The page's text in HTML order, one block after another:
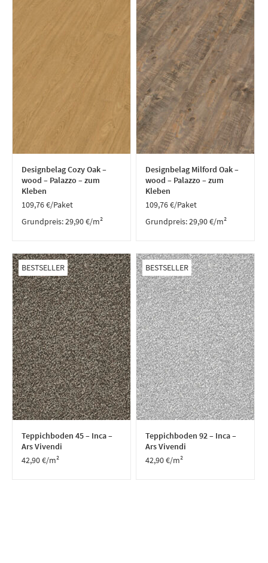
Designbelag Cozy Oak –
wood – Palazzo – zum
Kleben
109,76€/Paket
Grundpreis:29,90€/m²
Designbelag Milford Oak –
wood – Palazzo – zum
Kleben
109,76€/Paket
Grundpreis:29,90€/m²
BESTSELLER
Teppichboden 45 – Inca –
Ars Vivendi
42,90€/m²
BESTSELLER
Teppichboden 92 – Inca –
Ars Vivendi
42,90€/m²